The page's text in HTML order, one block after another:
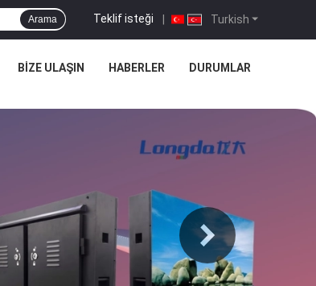
Turkish
Teklif isteği |
Arama
BIZE ULAŞIN HABERLER DURUMLAR